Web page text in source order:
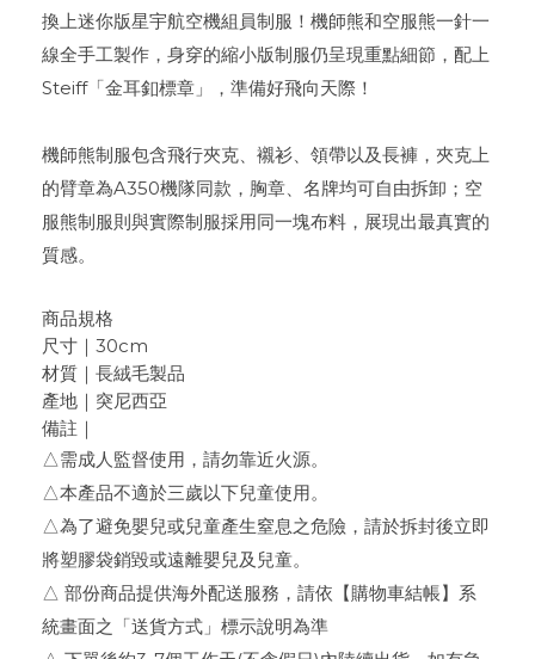
換上迷你版星宇航空機組員制服！機師熊和空服熊一針一
線全手工製作，身穿的縮小版制服仍呈現重點細節，配上
Steiff「金耳釦標章」，準備好飛向天際！
機師熊制服包含飛行夾克、襯衫、領帶以及長褲，夾克上
的臂章為A350機隊同款，胸章、名牌均可自由拆卸；空
服熊制服則與實際制服採用同一塊布料，展現出最真實的
質感。
商品規格
尺寸｜ 30cm
材質｜長絨毛製品
產地｜突尼西亞
備註｜
△需成人監督使用，請勿靠近火源。
△本產品不適於三歲以下兒童使用。
△為了避免嬰兒或兒童產生窒息之危險，請於拆封後立即
將塑膠袋銷毀或遠離嬰兒及兒童。
△ 部份商品提供海外配送服務，請依【購物車結帳】系
統畫面之「送貨方式」標示說明為準